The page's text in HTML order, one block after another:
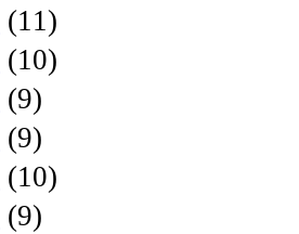
(11)
(10)
(9)
(9)
(10)
(9)